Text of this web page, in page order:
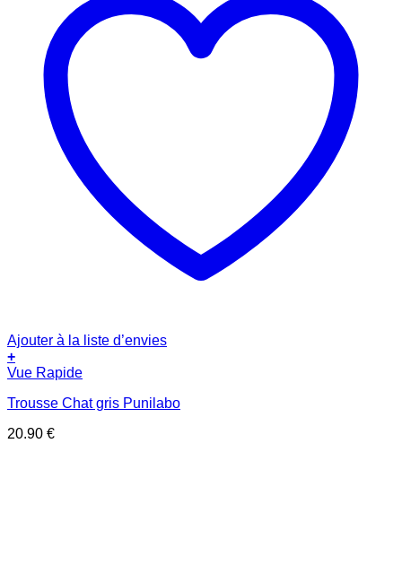
Ajouter à la liste d’envies
+
Vue Rapide
Trousse Chat gris Punilabo
20.90 €